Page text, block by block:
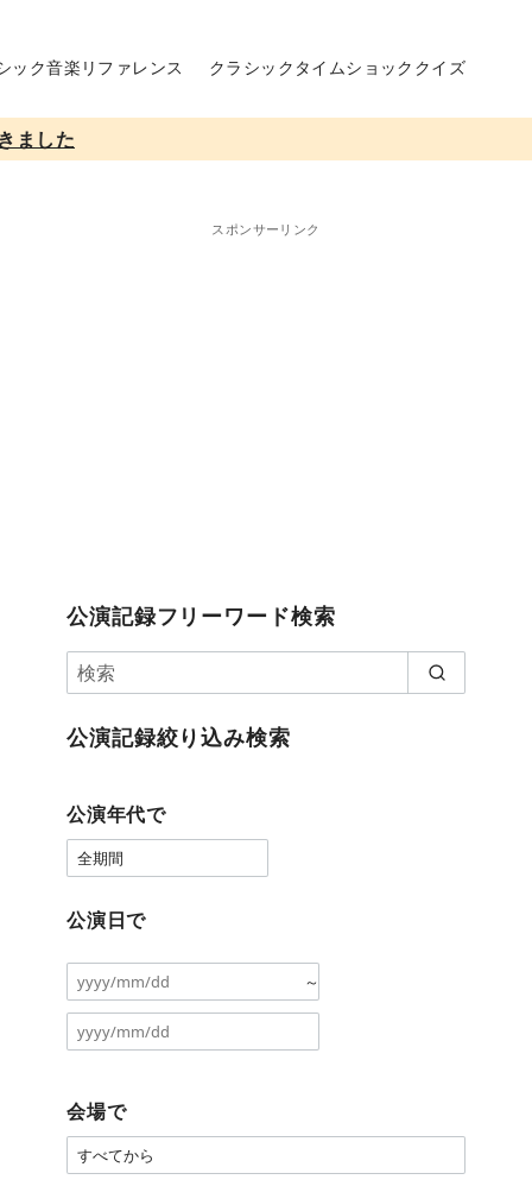
ック音楽リファレンス クラシックタイムショッククイズ
ました
スポンサーリンク
公演記録フリーワード検索
公演記録絞り込み検索
公演年代で
公演日で
～
会場で